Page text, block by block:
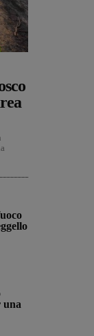
una